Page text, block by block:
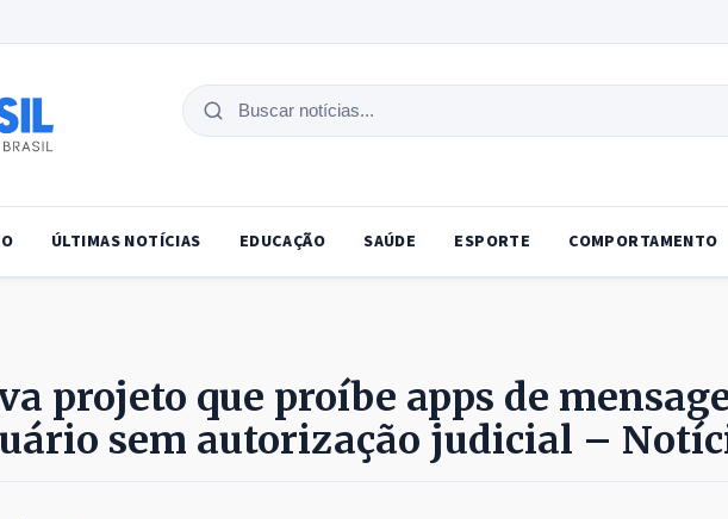
Buscar
ÚLTIMAS NOTÍCIAS EDUCAÇÃO SAÚDE ESPORTE COMPORTAMENTO
projeto que proíbe apps de
sem autorização judicial –